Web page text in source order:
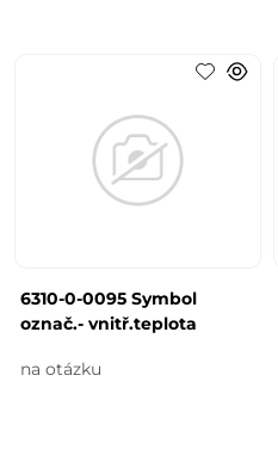
6310-0-0095 Symbol
označ.- vnitř.teplota
na otázku